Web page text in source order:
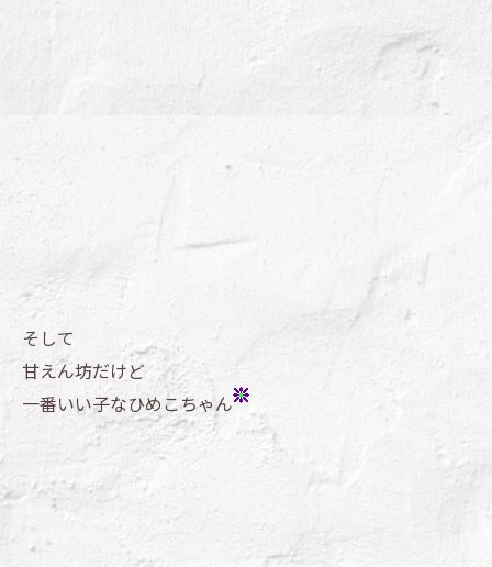
そして
甘えん坊だけど
一番いい子なひめこちゃん